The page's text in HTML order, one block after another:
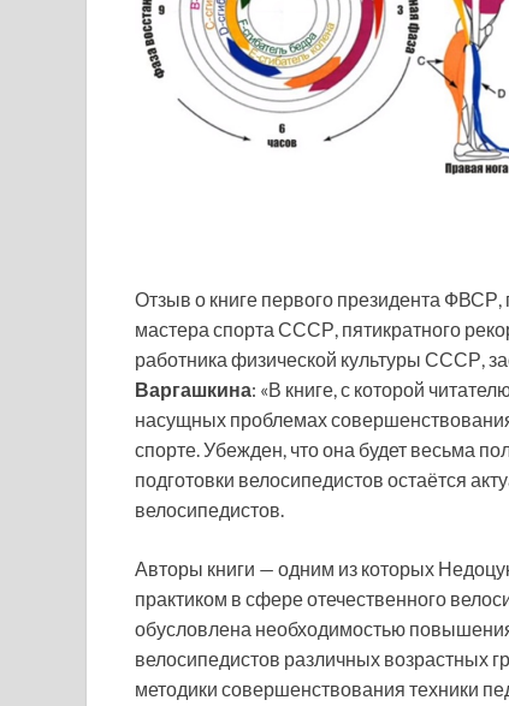
Отзыв о книге первого президента ФВСР,
мастера спорта СССР, пятикратного
работника физической культуры СССР,
Варгашкина: «В книге, с которой
насущных проблемах
спорте. Убежден, что она будет весьма
подготовки велосипедистов остаётся
велосипедистов.
Авторы книги — одним из которых
практиком в сфере отечественного
обусловлена необходимостью
велосипедистов различных возрастных
методики совершенствования техники